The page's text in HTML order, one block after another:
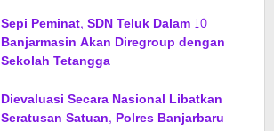
Sepi Peminat, SDN Teluk Dalam 10
Banjarmasin Akan Diregroup dengan
Sekolah Tetangga
Dievaluasi Secara Nasional Libatkan
Seratusan Satuan, Polres Banjarbaru